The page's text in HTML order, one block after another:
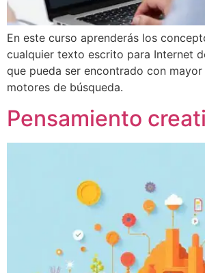
En este curso aprenderás los
cualquier texto escrito para Internet
que pueda ser encontrado con
motores de búsqueda.
Pensamiento